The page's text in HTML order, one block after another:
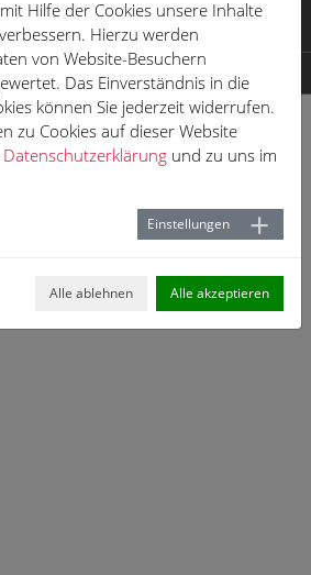
Karriere
© 2026 der neue HOFF
Hilfe der Cookies unsere Inhalte
Hierzu werden
von Website-Besuchern
Das Einverständnis in die
können Sie jederzeit widerrufen.
zu Cookies auf dieser Website
Datenschutzerklärung und zu uns im
Einstellungen
Alle ablehnen Alle akzeptieren